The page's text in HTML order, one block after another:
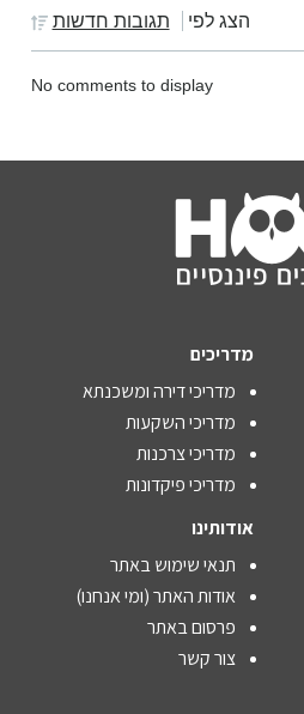
הצג לפי תגובות חדשות
No comments to display
מדריכים
מדריכי דירה ומשכנתא
מדריכי השקעות
מדריכי צרכנות
מדריכי פיקדונות
אודותינו
תנאי שימוש באתר
אודות האתר (ומי אנחנו)
פרסום באתר
צור קשר